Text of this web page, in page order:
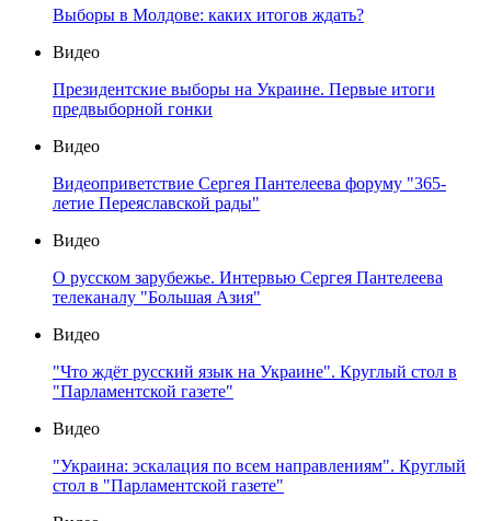
Выборы в Молдове: каких итогов ждать?
Видео
Президентские выборы на Украине. Первые итоги
предвыборной гонки
Видео
Видеоприветствие Сергея Пантелеева форуму "365-
летие Переяславской рады"
Видео
О русском зарубежье. Интервью Сергея Пантелеева
телеканалу "Большая Азия"
Видео
"Что ждёт русский язык на Украине". Круглый стол в
"Парламентской газете"
Видео
"Украина: эскалация по всем направлениям". Круглый
стол в "Парламентской газете"